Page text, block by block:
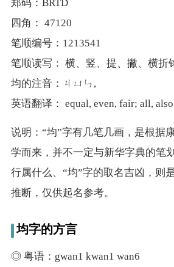
郑码：BRTD
四角： 47120
笔顺编号：1213541
笔顺读写： 横、竖、提、撇、横折
均的注音：ㄐㄩㄣ,
英语翻译： equal, even, fair; all, also
说明：“均”字有几笔几画，是根据
学而来，并不一定与新华字典的笔
行属什么、“均”字的取名吉凶，则
推断，仅供起名参考。
均字的方言
◎ 粤语：gwan1 kwan1 wan6